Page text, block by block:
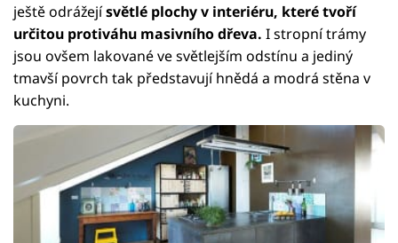
ještě odrážejísvětlé plochy v interiéru, které tvoří
určitou protiváhu masivního dřeva. I stropní trámy
jsou ovšem lakované ve světlejším odstínu a jediný
tmavší povrch tak představují hnědá a modrá stěna v
kuchyni.